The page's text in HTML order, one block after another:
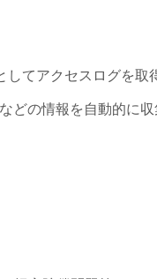
てアクセスログを取
どの情報を自動的に